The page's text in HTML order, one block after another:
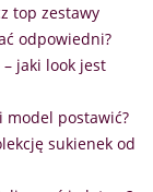
top zestawy
odpowiedni?
jaki look jest
model postawić?
sukienek od